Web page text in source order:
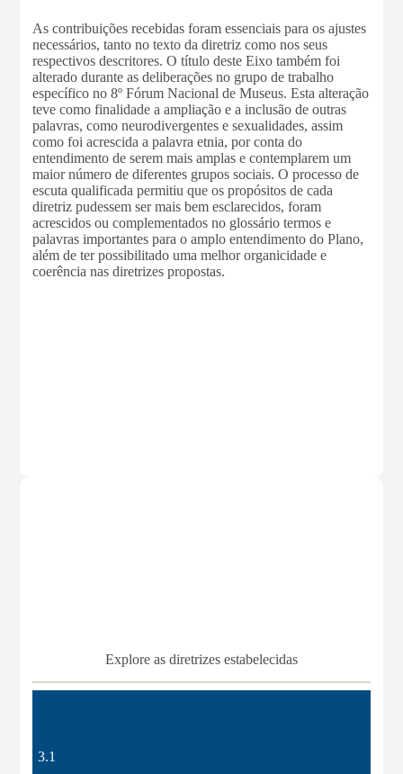
As contribuições recebidas foram essenciais para os ajustes
necessários, tanto no texto da diretriz como nos seus
respectivos descritores. O título deste Eixo também foi
alterado durante as deliberações no grupo de trabalho
específico no 8º Fórum Nacional de Museus. Esta alteração
teve como finalidade a ampliação e a inclusão de outras
palavras, como neurodivergentes e sexualidades, assim
como foi acrescida a palavra etnia, por conta do
entendimento de serem mais amplas e contemplarem um
maior número de diferentes grupos sociais. O processo de
escuta qualificada permitiu que os propósitos de cada
diretriz pudessem ser mais bem esclarecidos, foram
acrescidos ou complementados no glossário termos e
palavras importantes para o amplo entendimento do Plano,
além de ter possibilitado uma melhor organicidade e
coerência nas diretrizes propostas.
Explore as diretrizes estabelecidas
3.1